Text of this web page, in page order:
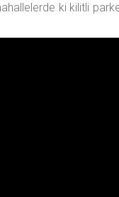
ki kilitli parke